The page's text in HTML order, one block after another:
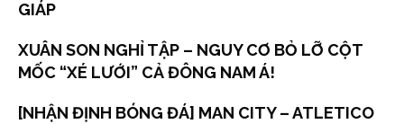
GIÁP
XUÂN SON NGHỈ TẬP – NGUY CƠ BỎ LỠ CỘT
MỐC “XÉ LƯỚI” CẢ ĐÔNG NAM Á!
[NHẬN ĐỊNH BÓNG ĐÁ] MAN CITY – ATLETICO